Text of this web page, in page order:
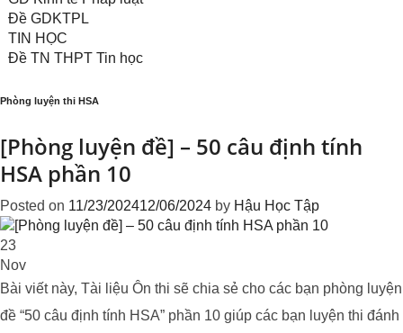
Đề GDKTPL
TIN HỌC
Đề TN THPT Tin học
Phòng luyện thi HSA
[Phòng luyện đề] – 50 câu định tính
HSA phần 10
Posted on 11/23/202412/06/2024 by Hậu Học Tập
23
Nov
Bài viết này, Tài liệu Ôn thi sẽ chia sẻ cho các bạn phòng luyện
đề “50 câu định tính HSA” phần 10 giúp các bạn luyện thi đánh